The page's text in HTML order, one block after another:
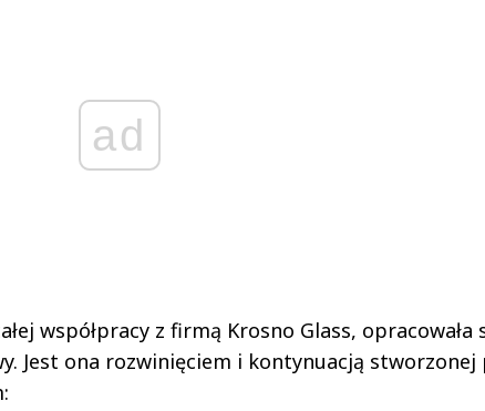
ad
współpracy z firmą Krosno Glass,
Jest ona rozwinięciem i kontynuacją stworzonej